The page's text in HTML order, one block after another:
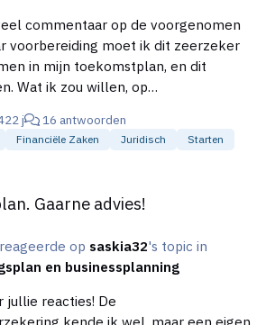
voorbereiding moet ik dit zeerzeker
in mijn toekomstplan, en dit
op
in dat ik, bijvoorbeeld bij een
zelf de regie, de grafische ontwerpen,
in gaat zitten, zeker omdat ik op elk
voor langere tijd in een rustige
en mij goed voorbereid, dit een
moet zijn. Echter, om naast deze
ook nog marktcontact te houden en
22 j 16 antwoorden
Financiële Zaken Juridisch Starten
Gaarne advies!
reageerde op saskia32's topic in
en businessplanning
reacties! De